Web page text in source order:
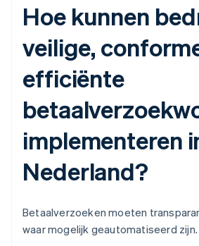
Hoe kunnen
veilige,
efficiënte
implementeren
Nederland?
Betaalverzoeken moeten
waar mogelijk geautomatiseerd zijn.